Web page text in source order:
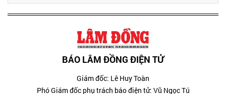
BÁO LÂM ĐỒNG ĐIỆN TỬ
Giám đốc: Lê Huy Toàn
Phó Giám đốc phụ trách báo điện tử: Vũ Ngọc Tú